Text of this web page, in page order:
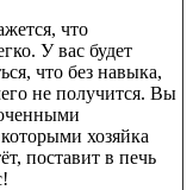
что
У вас будет
что без навыка,
не получится. Вы
хозяйка
поставит в печь